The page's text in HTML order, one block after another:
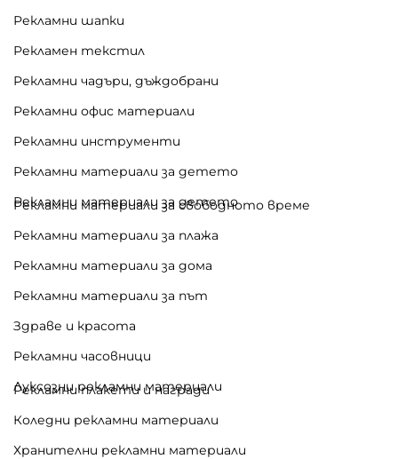
Рекламни шапки
Рекламен текстил
Рекламни чадъри, дъждобрани
Рекламни офис материали
Рекламни инструменти
Рекламни материали за детето
Рекламни материали за детето
Рекламни материали за свободното време
Рекламни материали за плажа
Рекламни материали за дома
Рекламни материали за път
Здраве и красота
Рекламни часовници
Луксозни рекламни материали
Рекламни плакети и награди
Коледни рекламни материали
Хранителни рекламни материали